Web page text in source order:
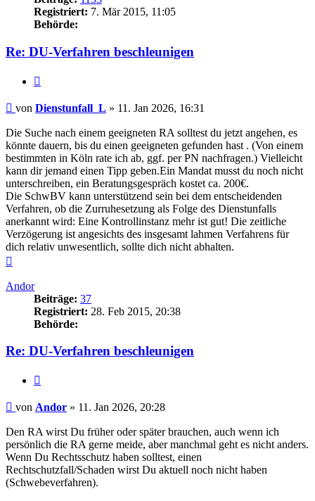
Registriert: 7. Mär 2015, 11:05
Behörde:
Re: DU-Verfahren beschleunigen
Beitrag
von Dienstunfall_L » 11. Jan 2026, 16:31
Die Suche nach einem geeigneten RA solltest du jetzt angehen, es
könnte dauern, bis du einen geeigneten gefunden hast . (Von einem
bestimmten in Köln rate ich ab, ggf. per PN nachfragen.) Vielleicht
kann dir jemand einen Tipp geben.Ein Mandat musst du noch nicht
unterschreiben, ein Beratungsgespräch kostet ca. 200€.
Die SchwBV kann unterstützend sein bei dem entscheidenden
Verfahren, ob die Zurruhesetzung als Folge des Dienstunfalls
anerkannt wird: Eine Kontrollinstanz mehr ist gut! Die zeitliche
Verzögerung ist angesichts des insgesamt lahmen Verfahrens für
dich relativ unwesentlich, sollte dich nicht abhalten.
Andor
Beiträge: 37
Registriert: 28. Feb 2015, 20:38
Behörde:
Re: DU-Verfahren beschleunigen
Beitrag
von Andor » 11. Jan 2026, 20:28
Den RA wirst Du früher oder später brauchen, auch wenn ich
persönlich die RA gerne meide, aber manchmal geht es nicht anders.
Wenn Du Rechtsschutz haben solltest, einen
Rechtschutzfall/Schaden wirst Du aktuell noch nicht haben
(Schwebeverfahren).